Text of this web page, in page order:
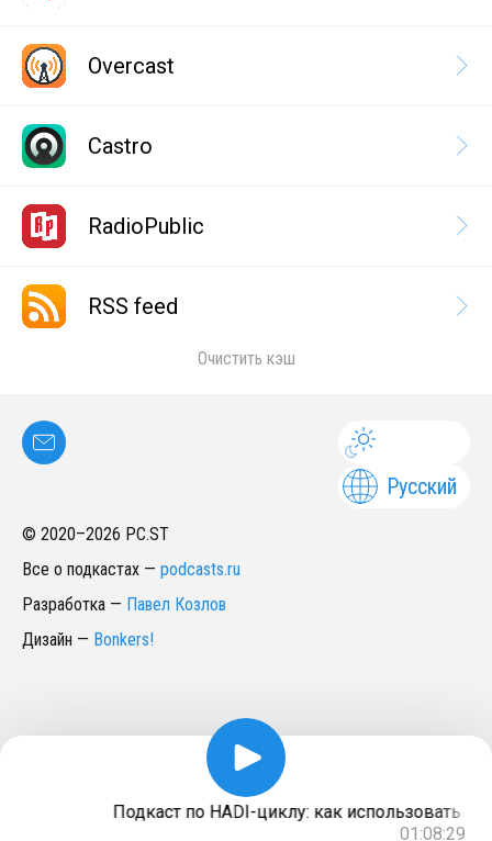
Overcast
Castro
RadioPublic
RSS feed
Очистить кэш
Русский
© 2020–2026 PC.ST
Все о подкастах — podcasts.ru
Разработка — Павел Козлов
Дизайн — Bonkers!
Подкаст по HADI-циклу: как использовать
01:08:29